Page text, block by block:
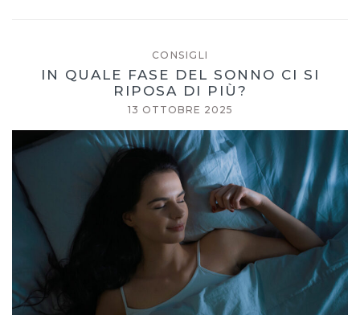
CONSIGLI
IN QUALE FASE DEL SONNO CI SI
RIPOSA DI PIÙ?
13 OTTOBRE 2025